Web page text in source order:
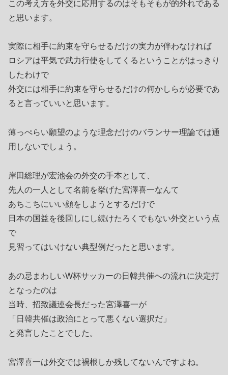
この考え方を外交に応用するのはそもそもが的外れである
と思います。
実際に相手に約束を守らせるだけの実力が伴わなければ
ロシアは平気で武力行使をしてくるということがはっきり
したわけで
外交には相手に約束を守らせるだけの何かしらが必要であ
ると言っていいと思います。
薄っぺらい願望のような理念だけのバランサー理論では通
用しないでしょう。
岸田総理が宏池会の外交の手本として、
先人の一人として名前を挙げた宮澤喜一なんて
あちこちにいい顔をしようとするだけで
日本の国益を後回しにし続けたろくでもない外交という点
で
見習ってはいけない典型例だったと思います。
あの忌まわしいW杯サッカーの日韓共催への流れに決定打
となったのは
当時、招致議連会長だった宮澤喜一が
「日韓共催は政治にとって悪くない選択だ」
と発言したことでした。
宮澤喜一は外交では禍根しか残してないんですよね。